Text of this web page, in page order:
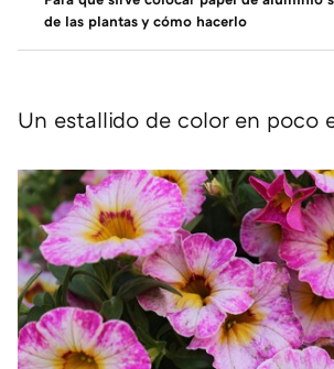
de las plantas y cómo hacerlo
Un estallido de color en poco